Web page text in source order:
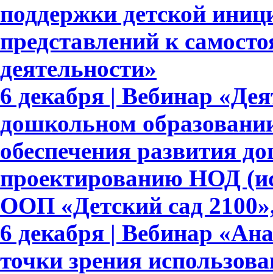
поддержки детской
представлений к
деятельности»
6 декабря | Вебинар
дошкольном
обеспечения развития
проектированию НОД
ООП «Детский сад
6 декабря | Вебинар
точки зрения